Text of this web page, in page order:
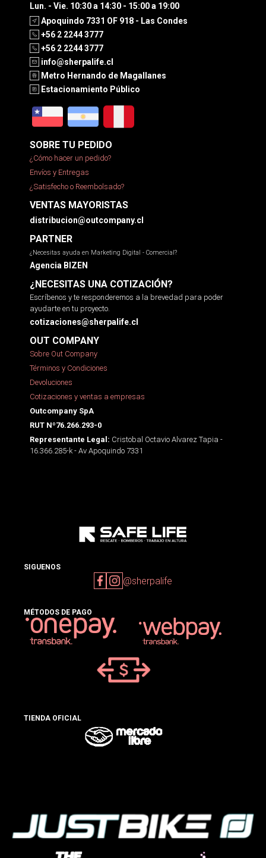
Lun. - Vie. 10:30 a 14:30 - 15:00 a 19:00
Apoquindo 7331 OF 918 - Las Condes
+56 2 2244 3777
+56 2 2244 3777
info@sherpalife.cl
Metro Hernando de Magallanes
Estacionamiento Público
SOBRE TU PEDIDO
¿Cómo hacer un pedido?
Envíos y Entregas
¿Satisfecho o Reembolsado?
VENTAS MAYORISTAS
distribucion@outcompany.cl
PARTNER
¿Necesitas ayuda en Marketing Digital - Comercial?
Agencia BIZEN
¿NECESITAS UNA COTIZACIÓN?
Escríbenos y te responderemos a la brevedad para poder
ayudarte en tu proyecto.
cotizaciones@sherpalife.cl
OUT COMPANY
Sobre Out Company
Términos y Condiciones
Devoluciones
Cotizaciones y ventas a empresas
Outcompany SpA
RUT Nº76.266.293-0
Representante Legal: Cristobal Octavio Alvarez Tapia -
16.366.285-k - Av Apoquindo 7331
SIGUENOS
@sherpalife
MÉTODOS DE PAGO
TIENDA OFICIAL